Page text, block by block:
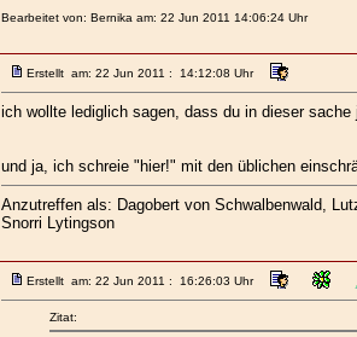
Bearbeitet von: Bernika am: 22 Jun 2011 14:06:24 Uhr
Erstellt am: 22 Jun 2011 : 14:12:08 Uhr
ich wollte lediglich sagen, dass du in dieser
und ja, ich schreie "hier!" mit den üblichen
Anzutreffen als: Dagobert von Schwalbenwald,
Snorri Lytingson
Erstellt am: 22 Jun 2011 : 16:26:03 Uhr
Zitat: